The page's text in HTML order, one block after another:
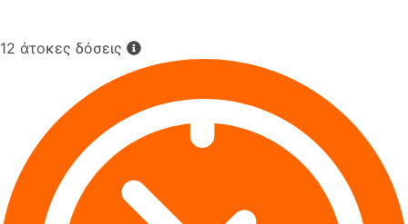
12 άτοκες δόσεις